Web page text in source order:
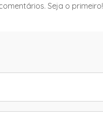
Seja o primeiro!